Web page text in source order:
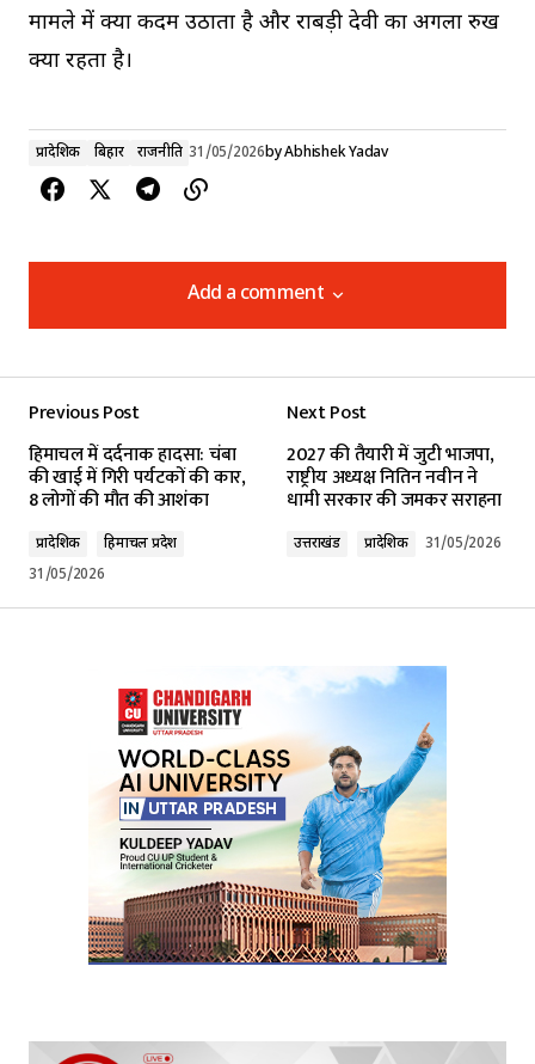
मामले में क्या कदम उठाता है और राबड़ी देवी का अगला रुख
क्या रहता है।
प्रादेशिक बिहार राजनीति 31/05/2026byAbhishek Yadav
Add a comment
Add a comment
Required fields are marked*
Your E-mail*
Submit Comment
Previous Post
हिमाचल में दर्दनाक हादसा: चंबा
की खाई में गिरी पर्यटकों की कार,
8 लोगों की मौत की आशंका
प्रादेशिक
हिमाचल प्रदेश
31/05/2026
Next Post
2027 की तैयारी में जुटी भाजपा,
राष्ट्रीय अध्यक्ष नितिन नवीन ने
धामी सरकार की जमकर सराहना
उत्तराखंड प्रादेशिक 31/05/2026